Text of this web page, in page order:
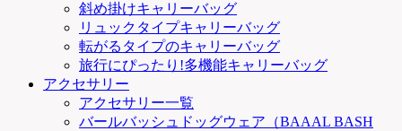
斜め掛けキャリーバッグ
リュックタイプキャリーバッグ
転がるタイプのキャリーバッグ
旅行にぴったり!多機能キャリーバッグ
アクセサリー
アクセサリー一覧
バールバッシュドッグウェア（BAAAL BASH